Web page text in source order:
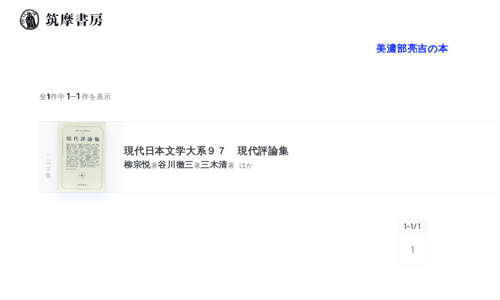
美濃部亮吉の本
全1件中1─1件を表示
シリーズ・全集 現代日本文学大系９７ 現代評論集
柳宗悦著谷川徹三著三木清著 ほか
1-1/1
1